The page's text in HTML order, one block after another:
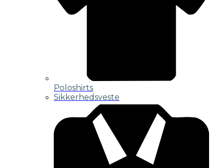
Poloshirts
Sikkerhedsveste